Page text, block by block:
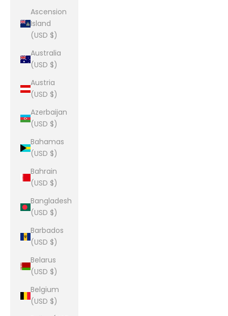
Ascension
Island
(USD $)
Australia
(USD $)
Austria
(USD $)
Azerbaijan
(USD $)
Bahamas
(USD $)
Bahrain
(USD $)
Bangladesh
(USD $)
Barbados
(USD $)
Belarus
(USD $)
Belgium
(USD $)